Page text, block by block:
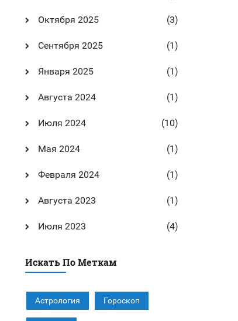
Октября 2025 (3)
Сентября 2025 (1)
Января 2025 (1)
Августа 2024 (1)
Июля 2024 (10)
Мая 2024 (1)
Февраля 2024 (1)
Августа 2023 (1)
Июля 2023 (4)
Искать По Меткам
Астрология Гороскоп